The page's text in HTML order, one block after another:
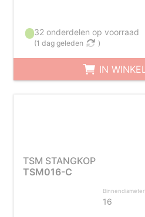
32 onderdelen op voorraad
(1 dag geleden )
IN
TSM STANGKOP
TSM016-C
Binnendiameter
16